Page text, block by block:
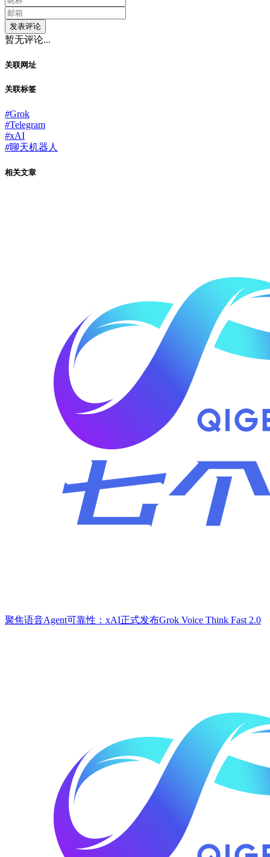
发表评论
暂无评论...
关联网址
关联标签
#Grok
#Telegram
#xAI
#聊天机器人
相关文章
聚焦语音Agent可靠性：xAI正式发布Grok Voice Think Fast 2.0